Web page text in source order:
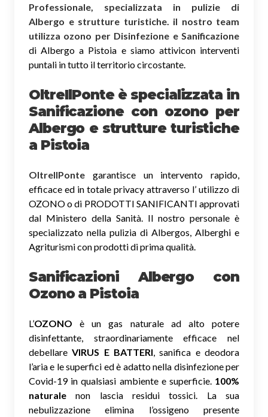
Professionale, specializzata in pulizie di
Albergo e strutture turistiche. il nostro team
utilizza ozono per Disinfezione e Sanificazione
di Albergo a Pistoia e siamo attivicon interventi
puntali in tutto il territorio circostante.
OltreIlPonte è specializzata in
Sanificazione con ozono per
Albergo e strutture turistiche
a Pistoia
OltreIlPonte garantisce un intervento rapido,
efficace ed in totale privacy attraverso l’ utilizzo di
OZONO o di PRODOTTI SANIFICANTI approvati
dal Ministero della Sanità. Il nostro personale è
specializzato nella pulizia di Albergos, Alberghi e
Agriturismi con prodotti di prima qualità.
Sanificazioni Albergo con
Ozonoa Pistoia
L’OZONO è un gas naturale ad alto potere
disinfettante, straordinariamente efficace nel
debellareVIRUS E BATTERI, sanifica e deodora
l’aria e le superfici ed è adatto nella disinfezione per
Covid-19 in qualsiasi ambiente e superficie. 100%
naturale non lascia residui tossici. La sua
nebulizzazione elimina l’ossigeno presente